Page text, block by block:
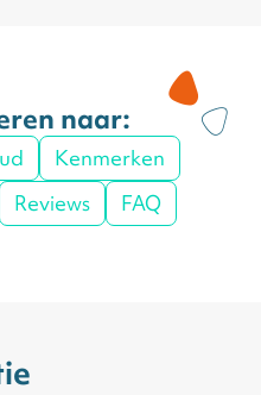
naar:
Kenmerken
Reviews FAQ